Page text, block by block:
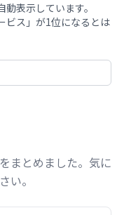
表示しています。
ビス」が1位になるとは
まとめました。気に
い。